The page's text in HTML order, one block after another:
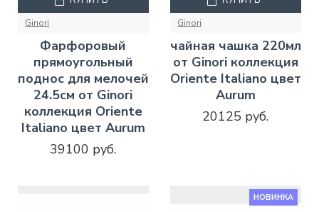
Ginori
Фарфоровый
прямоугольный
поднос для мелочей
24.5см от Ginori
коллекция Oriente
Italiano цвет Aurum
39100 руб.
Ginori
чайная чашка 220мл
от Ginori коллекция
Oriente Italiano цвет
Aurum
20125 руб.
НОВИНКА